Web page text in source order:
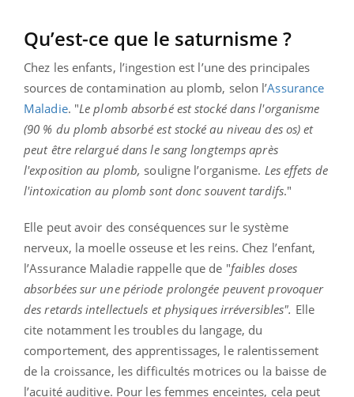
Qu’est-ce que le saturnisme ?
Chez les enfants, l’ingestion est l’une des principales
sources de contamination au plomb, selon l’Assurance
Maladie. "Le plomb absorbé est stocké dans l'organisme
(90 % du plomb absorbé est stocké au niveau des os) et
peut être relargué dans le sang longtemps après
l'exposition au plomb, souligne l’organisme. Les effets de
l'intoxication au plomb sont donc souvent tardifs."
Elle peut avoir des conséquences sur le système
nerveux, la moelle osseuse et les reins. Chez l’enfant,
l’Assurance Maladie rappelle que de "faibles doses
absorbées sur une période prolongée peuvent provoquer
des retards intellectuels et physiques irréversibles". Elle
cite notamment les troubles du langage, du
comportement, des apprentissages, le ralentissement
de la croissance, les difficultés motrices ou la baisse de
l’acuité auditive. Pour les femmes enceintes, cela peut